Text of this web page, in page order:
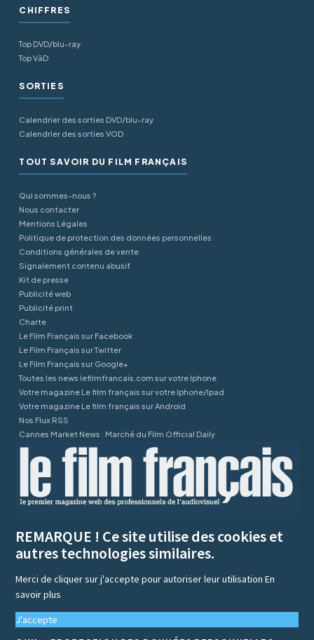
CHIFFRES
Top DVD/blu-ray
Top VàD
SORTIES
Calendrier des sorties DVD/blu-ray
Calendrier des sorties VOD
TOUT SAVOIR DU FILM FRANÇAIS
Qui sommes-nous ?
Nous contacter
Mentions Légales
Politique de protection des données personnelles
Conditions générales de vente
Signalement contenu abusif
Kit de presse
Publicité web
Publicité print
Charte
Le Film Français sur Facebook
Le Film Français sur Twitter
Le Film Français sur Google+
Toutes les news lefilmfrancais.com sur votre Iphone
Votre magazine Le film français sur votre Iphone/Ipad
Votre magazine Le film français sur Android
Nos Flux RSS
Cannes Market News : Marché du Film Official Daily
REMARQUE ! Ce site utilise des cookies et
autres technologies similaires.
Merci de cliquer sur j'accepte pour autoriser leur utilisationEn
savoir plus
J'accepte